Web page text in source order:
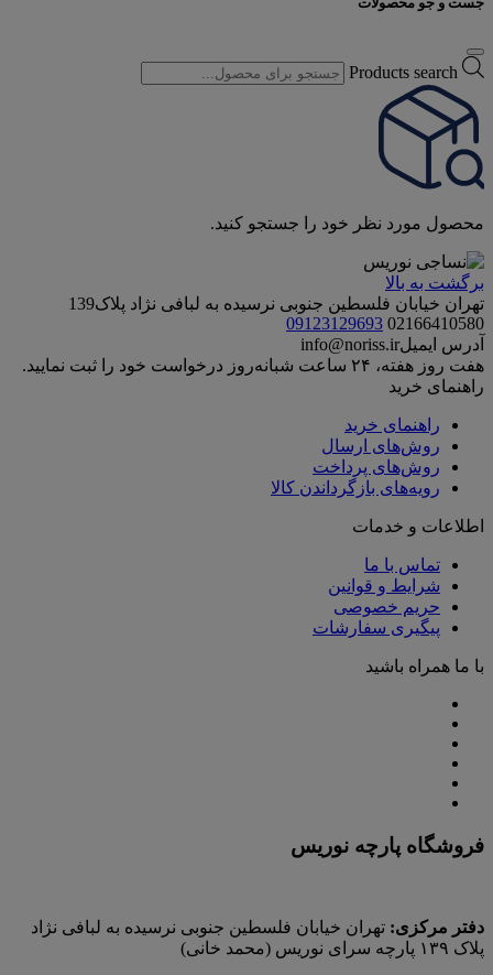
Products search
محصول مورد نظر خود را جستجو کنید.
برگشت به بالا
تهران خیابان فلسطین جنوبی نرسیده به لبافی نژاد پلاک139
02166410580
09123129693
آدرس ایمیلinfo@noriss.ir
هفت روز هفته، ۲۴ ساعت شبانه‌روز درخواست خود را ثبت نمایید.
راهنمای خرید
راهنمای خرید
روش‌های ارسال
روش‌های پرداخت
رویه‌های بازگرداندن کالا
اطلاعات و خدمات
تماس با ما
شرایط و قوانین
حریم خصوصی
پیگیری سفارشات
با ما همراه باشید
فروشگاه پارچه نوریس
دفتر مرکزی: تهران خیابان فلسطین جنوبی نرسیده به لبافی نژاد
پلاک ۱۳۹ پارچه‌ سرای نوريس (محمد خانی)